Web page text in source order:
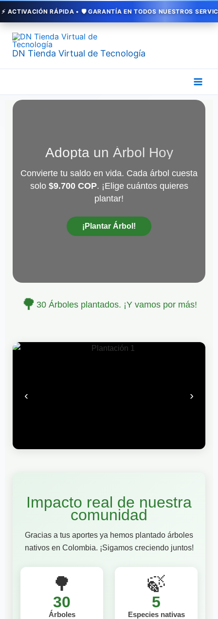
RÁPIDA • 🛡️ GARANTÍA EN TODOS NUESTROS
contenido
DN Tienda Virtual de Tecnología
Adopta un Árbol Hoy
Convierte tu saldo en vida. Cada árbol cuesta
solo $9.700 COP. ¡Elige cuántos quieres
plantar!
¡Plantar Árbol!
🌳 30 Árboles plantados. ¡Y vamos por más!
‹ ›
Impacto real de nuestra
comunidad
Gracias a tus aportes ya hemos plantado árboles
nativos en Colombia. ¡Sigamos creciendo juntos!
🌳
30
Árboles
🍃
5
Especies nativas